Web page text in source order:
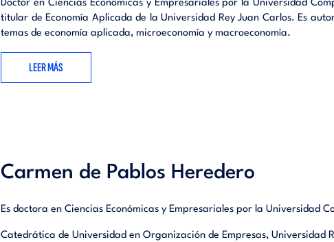
Doctor en Ciencias Económicas y Empresariales por la Universidad
titular de Economía Aplicada de la Universidad Rey Juan Carlos. Es
temas de economía aplicada, microeconomía y macroeconomía.
LEER MÁS
Carmen de Pablos Heredero
Es doctora en Ciencias Económicas y Empresariales por la Universidad
Catedrática de Universidad en Organización de Empresas, Universidad